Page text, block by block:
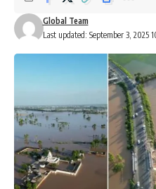
Last updated: September 3, 2025
Global Team